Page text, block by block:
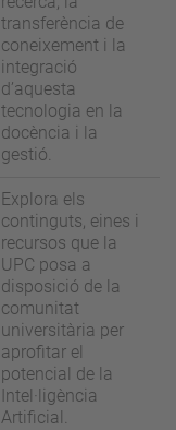
transferència de
coneixement i la
integració
d’aquesta
tecnologia en la
docència i la
gestió.
Explora els
continguts, eines i
recursos que la
UPC posa a
disposició de la
comunitat
universitària per
aprofitar el
potencial de la
Intel·ligència
Artificial.